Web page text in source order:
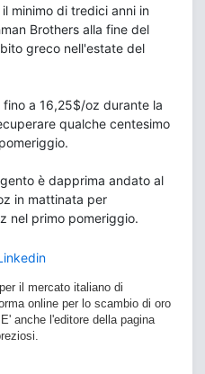
minimo di tredici anni in
Brothers alla fine del
greco nell'estate del
a 16,25$/oz durante la
qualche centesimo
è dapprima andato al
in mattinata per
nel primo pomeriggio.
il mercato italiano di
online per lo scambio di oro
anche l'editore della pagina